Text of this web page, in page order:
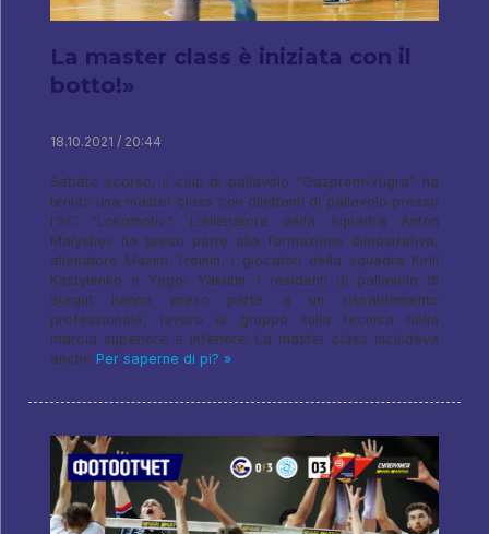
La master class è iniziata con il
botto!»
18.10.2021 / 20:44
Sabato scorso, il club di pallavolo "Gazprom-Yugra" ha
tenuto una master class con dilettanti di pallavolo presso
l'SC "Lokomotiv". L'allenatore della squadra Anton
Malyshev ha preso parte alla formazione dimostrativa,
allenatore Maxim Troinin, i giocatori della squadra Kirill
Kostylenko e Yegor Yakutin. I residenti di pallavolo di
Surgut hanno preso parte a un riscaldamento
professionale, lavoro di gruppo sulla tecnica della
marcia superiore e inferiore. La master class includeva
anche Per saperne di pi? »